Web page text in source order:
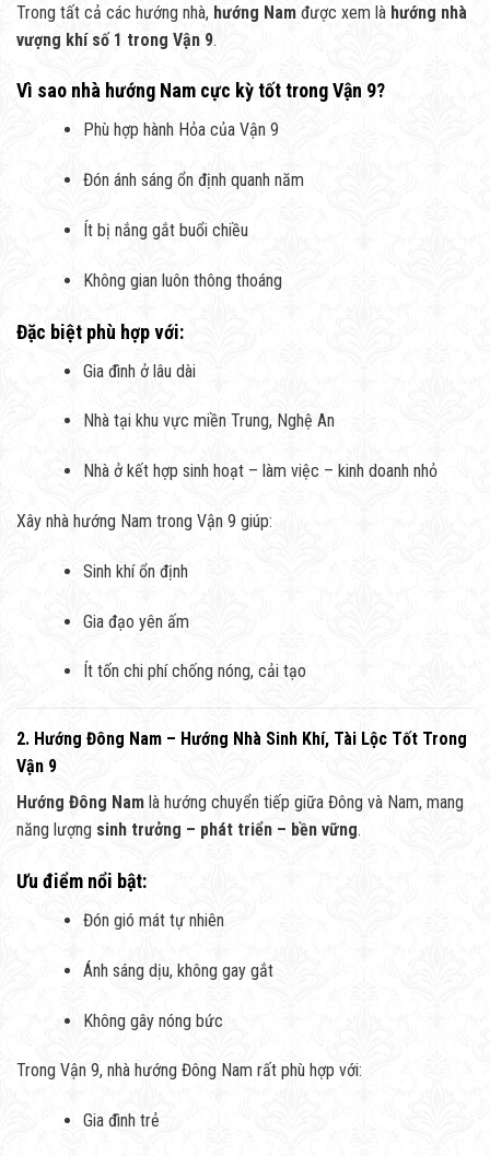
Trong tất cả các hướng nhà, hướng Nam được xem là hướng nhà
vượng khí số 1 trong Vận 9.
Vì sao nhà hướng Nam cực kỳ tốt trong Vận 9?
Phù hợp hành Hỏa của Vận 9
Đón ánh sáng ổn định quanh năm
Ít bị nắng gắt buổi chiều
Không gian luôn thông thoáng
Đặc biệt phù hợp với:
Gia đình ở lâu dài
Nhà tại khu vực miền Trung, Nghệ An
Nhà ở kết hợp sinh hoạt – làm việc – kinh doanh nhỏ
Xây nhà hướng Nam trong Vận 9 giúp:
Sinh khí ổn định
Gia đạo yên ấm
Ít tốn chi phí chống nóng, cải tạo
2. Hướng Đông Nam – Hướng Nhà Sinh Khí, Tài Lộc Tốt Trong
Vận 9
Hướng Đông Nam là hướng chuyển tiếp giữa Đông và Nam, mang
năng lượng sinh trưởng – phát triển – bền vững.
Ưu điểm nổi bật:
Đón gió mát tự nhiên
Ánh sáng dịu, không gay gắt
Không gây nóng bức
Trong Vận 9, nhà hướng Đông Nam rất phù hợp với:
Gia đình trẻ